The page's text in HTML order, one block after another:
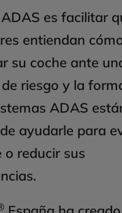
es facilitar
entiendan
su coche ante
riesgo y la
ADAS
ayudarle para
o reducir sus